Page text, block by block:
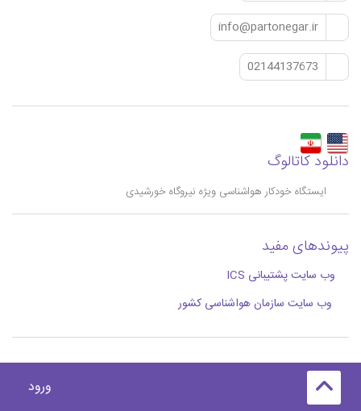
info@partonegar.ir
02144137673
دانلود کاتالوگ
ایستگاه خودکار هواشناسی ویژه نیروگاه خورشیدی
پیوندهای مفید
وب سایت پشتیبانی ICS
وب سایت سازمان هواشناسی کشور
ورود